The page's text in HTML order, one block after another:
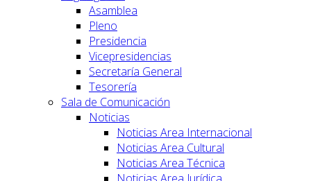
Asamblea
Pleno
Presidencia
Vicepresidencias
Secretaría General
Tesorería
Sala de Comunicación
Noticias
Noticias Area Internacional
Noticias Area Cultural
Noticias Area Técnica